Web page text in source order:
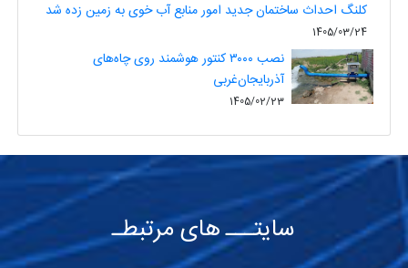
کلنگ احداث ساختمان جدید امور منابع آب خوی به زمین زده شد
1405/03/24
نصب ۳۰۰۰ کنتور هوشمند روی چاه‌های
آذربایجان‌غربی
1405/02/23
سایتـــ های مرتبطـ